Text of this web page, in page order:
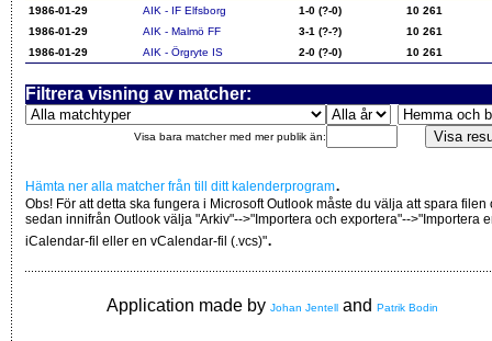
1986-01-29 AIK - IF Elfsborg 1-0 (?-0)
10 261
1986-01-29
AIK - Malmö FF 3-1 (?-?)
10 261
1986-01-29
AIK - Örgryte IS 2-0 (?-0) 10 261
Filtrera visning av matcher:
Visa bara matcher med mer publik än:
Hämta ner alla matcher från till ditt kalenderprogram.
Obs! För att detta ska fungera i Microsoft Outlook måste du välja att spara filen
sedan innifrån Outlook välja "Arkiv"-->"Importera och exportera"-->"Importera
iCalendar-fil eller en vCalendar-fil (.vcs)".
Application made by Johan Jentell and Patrik Bodin